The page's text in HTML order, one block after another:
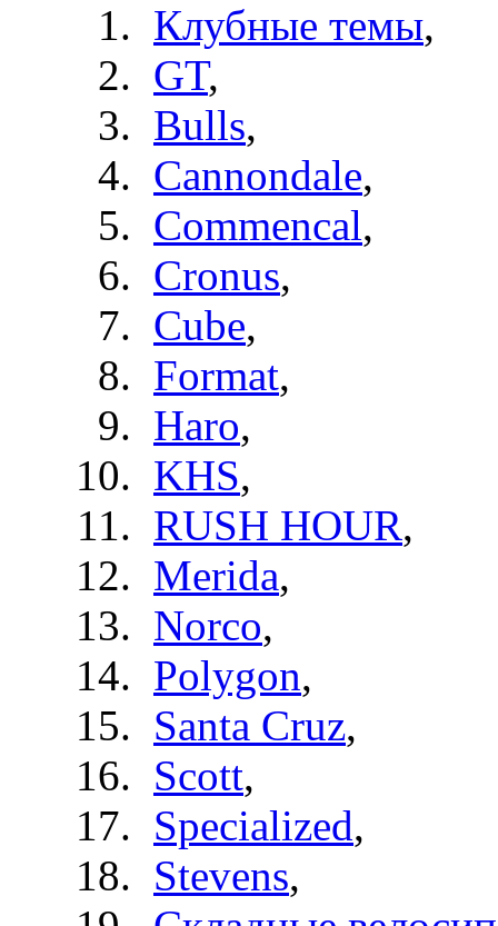
Клубные темы,
GT,
Bulls,
Cannondale,
Commencal,
Cronus,
Cube,
Format,
Haro,
KHS,
RUSH HOUR,
Merida,
Norco,
Polygon,
Santa Cruz,
Scott,
Specialized,
Stevens,